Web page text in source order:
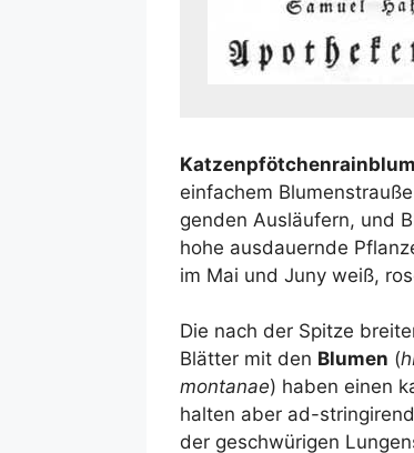
ein­fa­chem
gen­den Aus­läu­fern, und
hohe aus­dau­ern­de
im Mai und Juny weiß,
Die nach der Spit­ze
Blät­ter mit den Blu­men (
mon­tanae) haben einen
hal­ten aber ad-
der geschwü­ri­gen